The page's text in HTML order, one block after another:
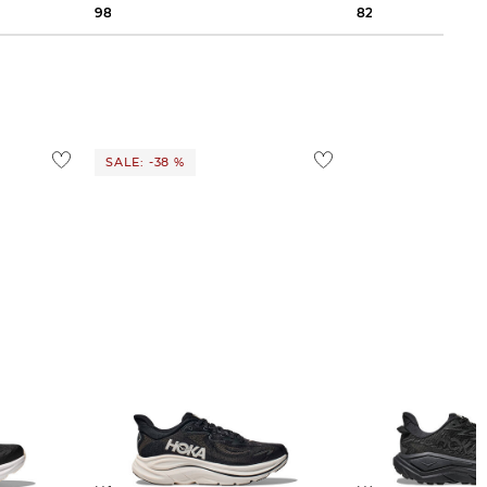
98,95 €
82,85 €
SALE: -38 %